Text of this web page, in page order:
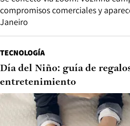
compromisos comerciales y
Janeiro
TECNOLOGÍA
Día del Niño: guía de
entretenimiento